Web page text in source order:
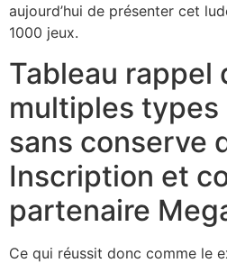
aujourd’hui de présenter cet
1000 jeux.
Tableau rappel
multiples types
sans conserve
Inscription et
partenaire
Ce qui réussit donc comme le